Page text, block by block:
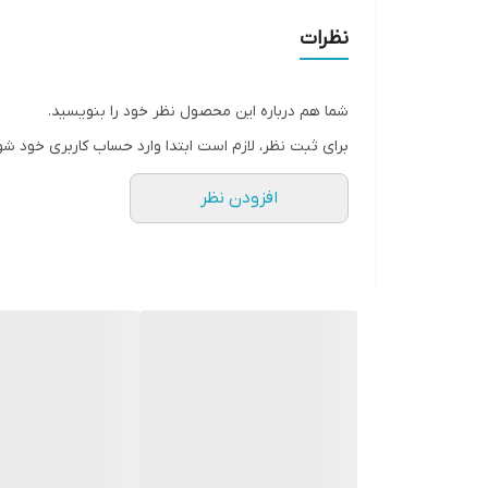
نظرات
شما هم درباره این محصول نظر خود را بنویسید.
برای ثبت نظر، لازم است ابتدا وارد حساب کاربری خود
افزودن نظر